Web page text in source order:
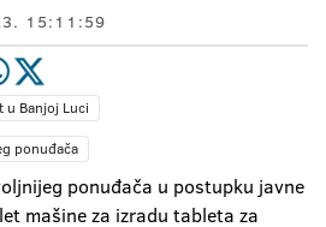
15:11:59
u Banjoj Luci
ponuđača
ponuđača u postupku javne
mašine za izradu tableta za